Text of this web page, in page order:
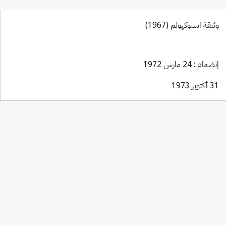
وثيقة استوكهولم (1967)
إنضمام : 24 مارس 1972
31 أكتوبر 1973